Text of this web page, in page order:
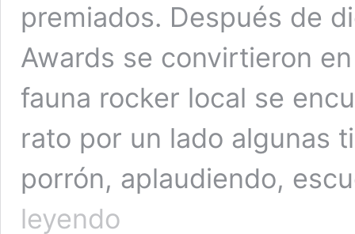
premiados. Después de
Awards se convirtieron
fauna rocker local se
rato por un lado algunas
porrón, aplaudiendo,
leyendo